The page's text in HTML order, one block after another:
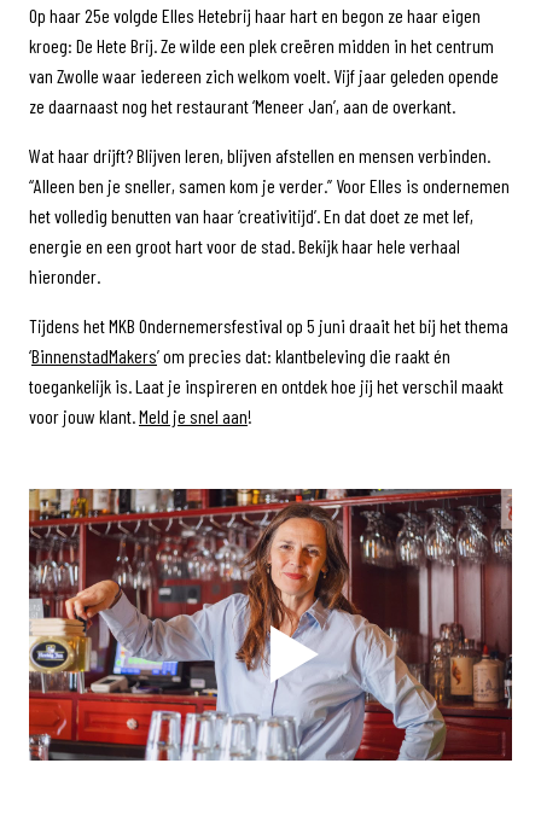
Op haar 25e volgde Elles Hetebrij haar hart en begon ze haar eigen
kroeg: De Hete Brij. Ze wilde een plek creëren midden in het centrum
van Zwolle waar iedereen zich welkom voelt. Vijf jaar geleden opende
ze daarnaast nog het restaurant ‘Meneer Jan’, aan de overkant.
Wat haar drijft? Blijven leren, blijven afstellen en mensen verbinden.
“Alleen ben je sneller, samen kom je verder.” Voor Elles is ondernemen
het volledig benutten van haar ‘creativitijd’. En dat doet ze met lef,
energie en een groot hart voor de stad. Bekijk haar hele verhaal
hieronder.
Tijdens het MKB Ondernemersfestival op 5 juni draait het bij het thema
‘BinnenstadMakers’ om precies dat: klantbeleving die raakt én
toegankelijk is. Laat je inspireren en ontdek hoe jij het verschil maakt
voor jouw klant.Meld je snel aan!